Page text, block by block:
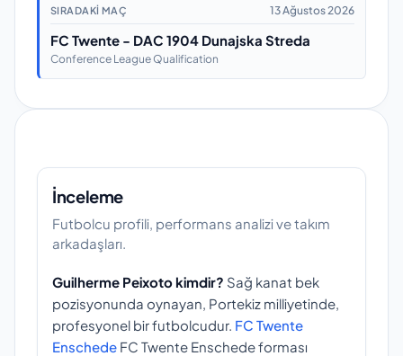
SIRADAKI MAÇ 13 Ağustos 2026
FC Twente - DAC 1904 Dunajska Streda
Conference League Qualification
İnceleme
Futbolcu profili, performans analizi ve takım
arkadaşları.
Guilherme Peixoto kimdir? Sağ kanat bek
pozisyonunda oynayan, Portekiz milliyetinde,
profesyonel bir futbolcudur. FC Twente
Enschede FC Twente Enschede forması